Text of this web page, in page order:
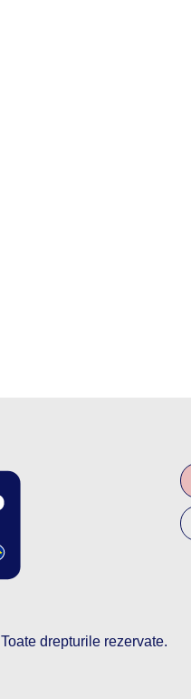
Toate drepturile rezervate.